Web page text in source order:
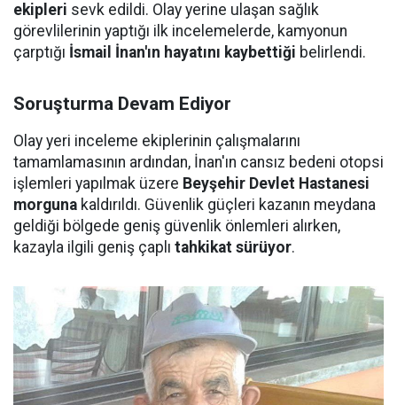
ekipleri sevk edildi. Olay yerine ulaşan sağlık
görevlilerinin yaptığı ilk incelemelerde, kamyonun
çarptığı İsmail İnan'ın hayatını kaybettiği belirlendi.
Soruşturma Devam Ediyor
Olay yeri inceleme ekiplerinin çalışmalarını
tamamlamasının ardından, İnan'ın cansız bedeni otopsi
işlemleri yapılmak üzere Beyşehir Devlet Hastanesi
morguna kaldırıldı. Güvenlik güçleri kazanın meydana
geldiği bölgede geniş güvenlik önlemleri alırken,
kazayla ilgili geniş çaplı tahkikat sürüyor.